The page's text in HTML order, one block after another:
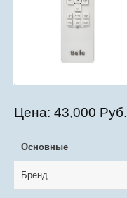
Цена: 43,000 Руб.
Основные
Бренд